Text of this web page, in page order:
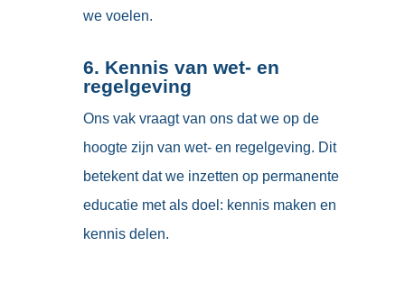
we voelen.
6. Kennis van wet- en
regelgeving
Ons vak vraagt van ons dat we op de
hoogte zijn van wet- en regelgeving. Dit
betekent dat we inzetten op permanente
educatie met als doel: kennis maken en
kennis delen.